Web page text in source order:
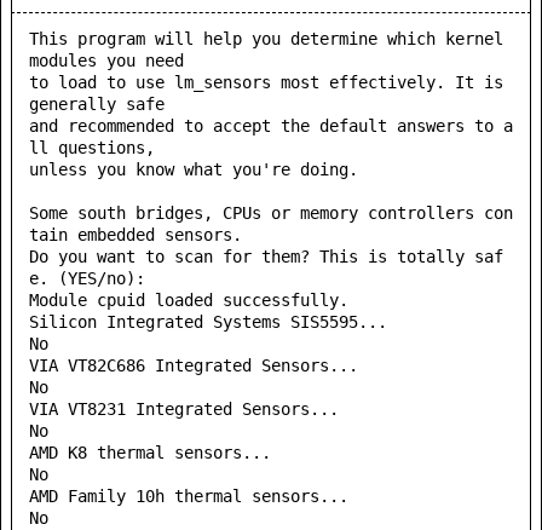
This program will help you determine which kernel
modules you need
to load to use lm_sensors most effectively. It is
generally safe
and recommended to accept the default answers to a
ll questions,
unless you know what you're doing.
Some south bridges, CPUs or memory controllers con
tain embedded sensors.
Do you want to scan for them? This is totally saf
e. (YES/no):
Module cpuid loaded successfully.
Silicon Integrated Systems SIS5595...
No
VIA VT82C686 Integrated Sensors...
No
VIA VT8231 Integrated Sensors...
No
AMD K8 thermal sensors...
No
AMD Family 10h thermal sensors...
No